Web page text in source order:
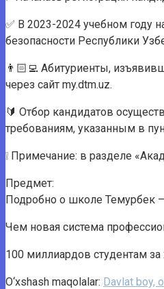
✅ В 2023-2024 учебном году
безопасности Республики
👨🏻‍💻 Абитуриенты,
через сайт my.dtm.uz.
🔰 Отбор кандидатов
требованиям, указанным в
❕ Примечание: в разделе
Предмет:
Подробно о школе Темурбек
Чем новая система
100 миллиардов студентам
O‘xshash maqolalar: Davlat boy,